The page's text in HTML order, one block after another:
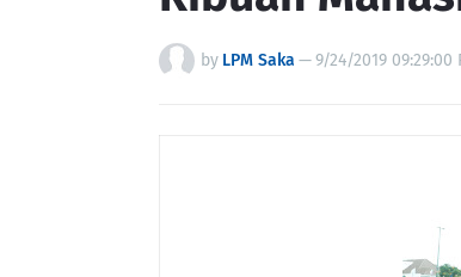
by LPM Saka —9/24/2019 09:29:00